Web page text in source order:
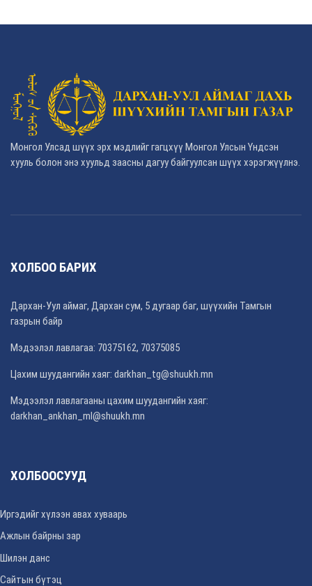
Монгол Улсад шүүх эрх мэдлийг гагцхүү Монгол Улсын Үндсэн
хууль болон энэ хуульд заасны дагуу байгуулсан шүүх хэрэгжүүлнэ.
ХОЛБОО БАРИХ
Дархан-Уул аймаг, Дархан сум, 5 дугаар баг, шүүхийн Тамгын
газрын байр
Мэдээлэл лавлагаа: 70375162, 70375085
Цахим шуудангийн хаяг: darkhan_tg@shuukh.mn
Мэдээлэл лавлагааны цахим шуудангийн хаяг:
darkhan_ankhan_ml@shuukh.mn
ХОЛБООСУУД
Иргэдийг хүлээн авах хуваарь
Ажлын байрны зар
Шилэн данс
Сайтын бүтэц